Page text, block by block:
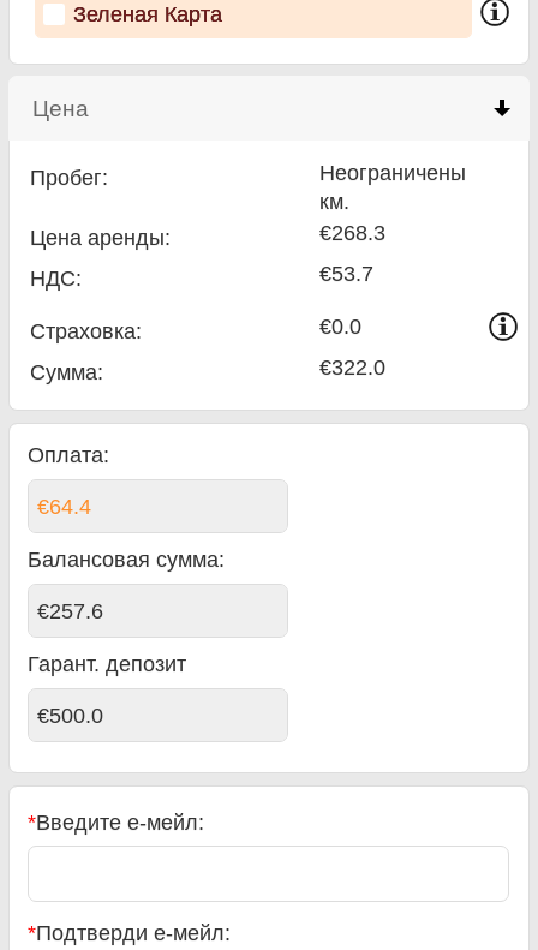
Зеленая Карта
Цена
Пробег:
Неограничены
км.
Цена аренды:
€268.3
НДС:
€53.7
Страховка:
€0.0
Сумма: €322.0
Оплата:
€64.4
Балансовая сумма:
€257.6
Гарант. депозит
€500.0
*Введите е-мейл:
*Подтверди е-мейл: